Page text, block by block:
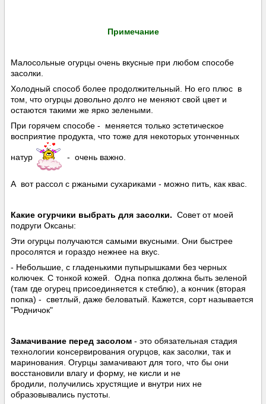
Примечание
Малосольные огурцы очень вкусные при любом способе
засолки.
Холодный способ более продолжительный. Но его плюс в
том, что огурцы довольно долго не меняют свой цвет и
остаются такими же ярко зелеными.
При горячем способе - меняется только эстетическое
восприятие продукта, что тоже для некоторых утонченных
натур - очень важно.
А вот рассол с ржаными сухариками - можно пить, как квас.
Какие огурчики выбрать для засолки. Совет от моей
подруги Оксаны:
Эти огурцы получаются самыми вкусными. Они быстрее
просолятся и гораздо нежнее на вкус.
- Небольшие, c гладенькими пупырышками без черных
колючек. С тонкой кожей. Одна попка должна быть зеленой
(там где огурец присоединяется к стеблю), а кончик (вторая
попка) - светлый, даже беловатый. Кажется, сорт называется
"Родничок"
Замачивание перед засолом - это обязательная стадия
технологии консервирования огурцов, как засолки, так и
маринования. Огурцы замачивают для того, что бы они
восстановили влагу и форму, не кисли и не
бродили, получились хрустящие и внутри них не
образовывались пустоты.